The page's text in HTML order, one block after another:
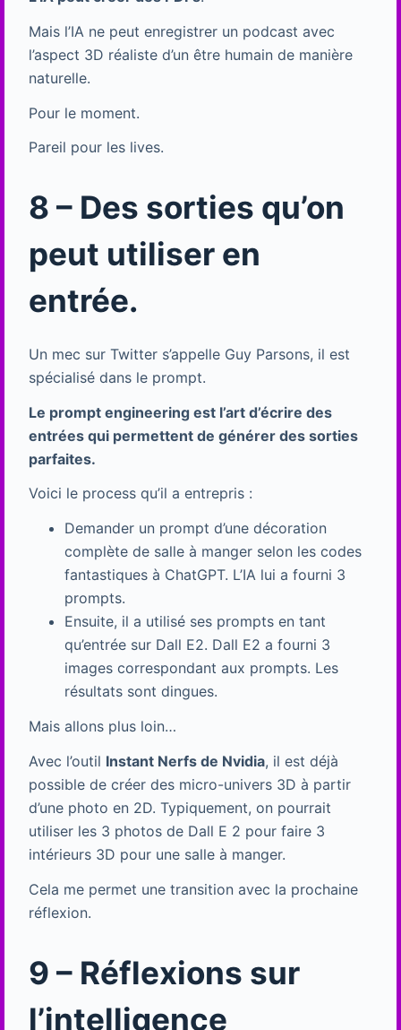
Mais l’IA ne peut enregistrer un podcast avec
l’aspect 3D réaliste d’un être humain de manière
naturelle.
Pour le moment.
Pareil pour les lives.
8 – Des sorties qu’on
peut utiliser en
entrée.
Un mec sur Twitter s’appelle Guy Parsons, il est
spécialisé dans le prompt.
Le prompt engineering est l’art d’écrire des
entrées qui permettent de générer des sorties
parfaites.
Voici le process qu’il a entrepris :
Demander un prompt d’une décoration
complète de salle à manger selon les codes
fantastiques à ChatGPT. L’IA lui a fourni 3
prompts.
Ensuite, il a utilisé ses prompts en tant
qu’entrée sur Dall E2. Dall E2 a fourni 3
images correspondant aux prompts. Les
résultats sont dingues.
Mais allons plus loin…
Avec l’outil Instant Nerfs de Nvidia, il est déjà
possible de créer des micro-univers 3D à partir
d’une photo en 2D. Typiquement, on pourrait
utiliser les 3 photos de Dall E 2 pour faire 3
intérieurs 3D pour une salle à manger.
Cela me permet une transition avec la prochaine
réflexion.
9 – Réflexions sur
l’intelligence